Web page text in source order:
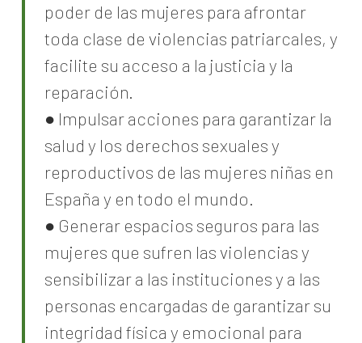
poder de las mujeres para afrontar
toda clase de violencias patriarcales, y
facilite su acceso a la justicia y la
reparación.
● Impulsar acciones para garantizar la
salud y los derechos sexuales y
reproductivos de las mujeres niñas en
España y en todo el mundo.
● Generar espacios seguros para las
mujeres que sufren las violencias y
sensibilizar a las instituciones y a las
personas encargadas de garantizar su
integridad física y emocional para